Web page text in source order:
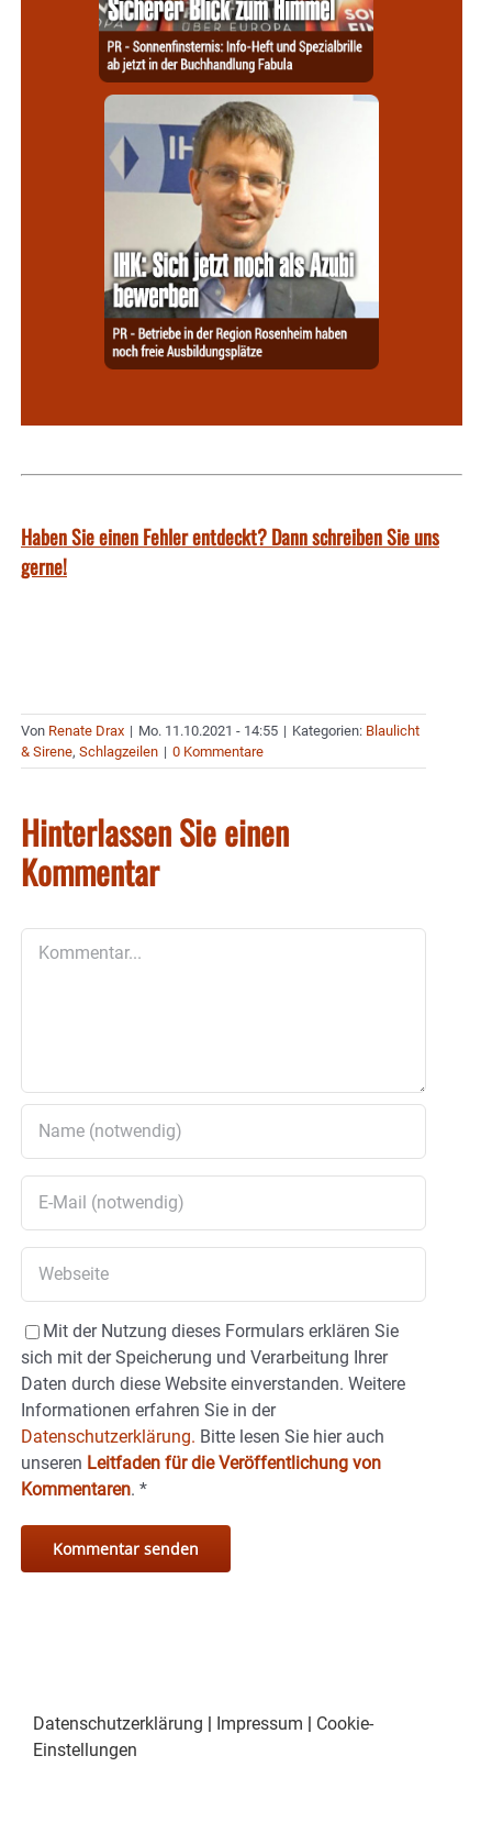
Haben Sie einen Fehler entdeckt? Dann schreiben Sie uns
gerne!
Von Renate Drax | Mo. 11.10.2021 - 14:55 | Kategorien: Blaulicht
& Sirene, Schlagzeilen | 0 Kommentare
Hinterlassen Sie einen
Kommentar
Mit der Nutzung dieses Formulars erklären Sie
sich mit der Speicherung und Verarbeitung Ihrer
Daten durch diese Website einverstanden. Weitere
Informationen erfahren Sie in der
Datenschutzerklärung. Bitte lesen Sie hier auch
unseren Leitfaden für die Veröffentlichung von
Kommentaren. *
Datenschutzerklärung | Impressum | Cookie-
Einstellungen